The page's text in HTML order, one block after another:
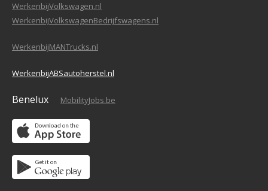
WerkenbijVolkswagen.nl
WerkenbijVolkswagenBedrijfswagens.nl
WerkenbijMANTrucks.nl
WerkenbijABSautoherstel.nl
Benelux MobilityJobs.be